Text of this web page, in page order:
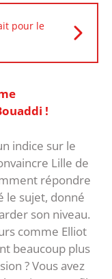
pour le
!
indice sur le
Lille de
répondre
le sujet, donné
son niveau.
comme Elliot
beaucoup plus
? Vous avez